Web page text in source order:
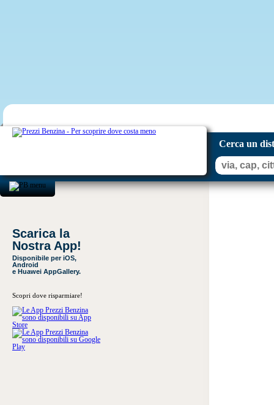
Cerca un
Scarica la
Nostra App!
Disponibile per iOS,
Android
e Huawei AppGallery.
Scopri dove risparmiare!